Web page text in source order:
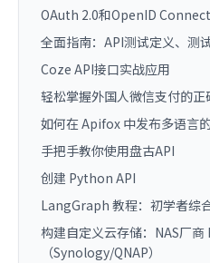
OAuth 2.0和OpenID
全面指南：API测试定义、测
Coze API接口实战应用
轻松掌握外国人微信支付的正
如何在 Apifox 中发布多语言的
手把手教你使用盘古API
创建 Python API
LangGraph 教程：初学者综
构建自定义云存储：NAS厂商
（Synology/QNAP）